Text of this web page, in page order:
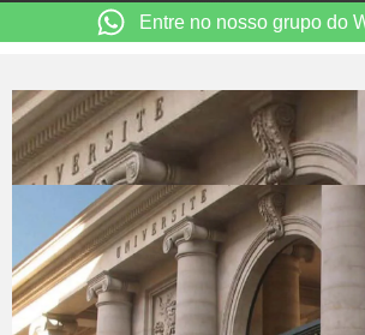
Entre no nosso grupo do